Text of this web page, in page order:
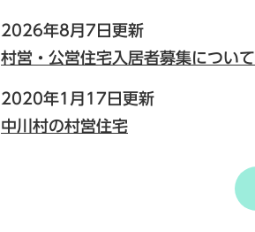
2026年8月7日更新
村営・公営住宅入居者募集について
2020年1月17日更新
中川村の村営住宅